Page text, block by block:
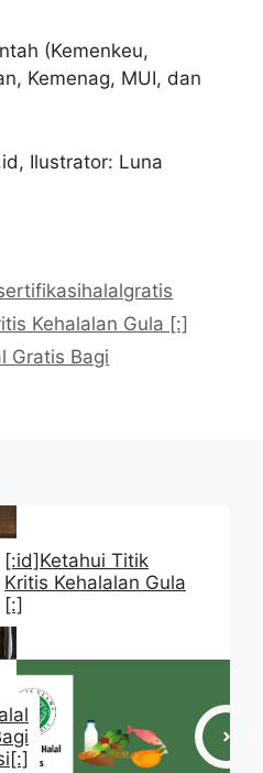
(Kemenkeu,
Kemenag, MUI, dan
Ilustrator: Luna
Kehalalan Gula [:]
Gratis Bagi
[:id]Ketahui Titik
Kritis Kehalalan Gula
[:]